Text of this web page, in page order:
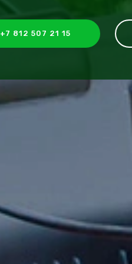
+7 812 507 21 15